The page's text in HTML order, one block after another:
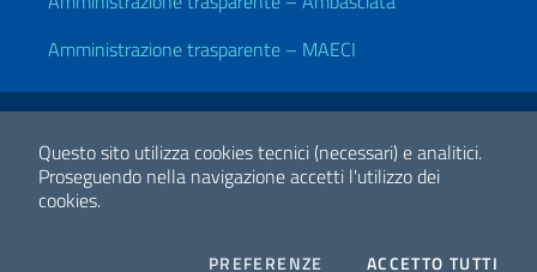
Questo sito utilizza cookies tecnici (necessari) e analitici.
Proseguendo nella navigazione accetti l'utilizzo dei
cookies.
PREFERENZE COOKIESACCETTO TUTTI
Amministrazione trasparente – MAECI
Link Utili